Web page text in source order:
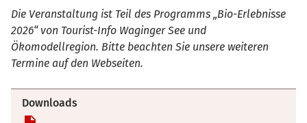
Die Veranstaltung ist Teil des Programms „Bio-Erlebnisse
2026“ von Tourist-Info Waginger See und
Ökomodellregion. Bitte beachten Sie unsere weiteren
Termine auf den Webseiten.
Downloads